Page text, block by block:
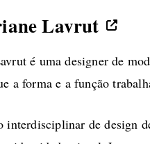
Lavrut
é uma designer de
a forma e a função
de design